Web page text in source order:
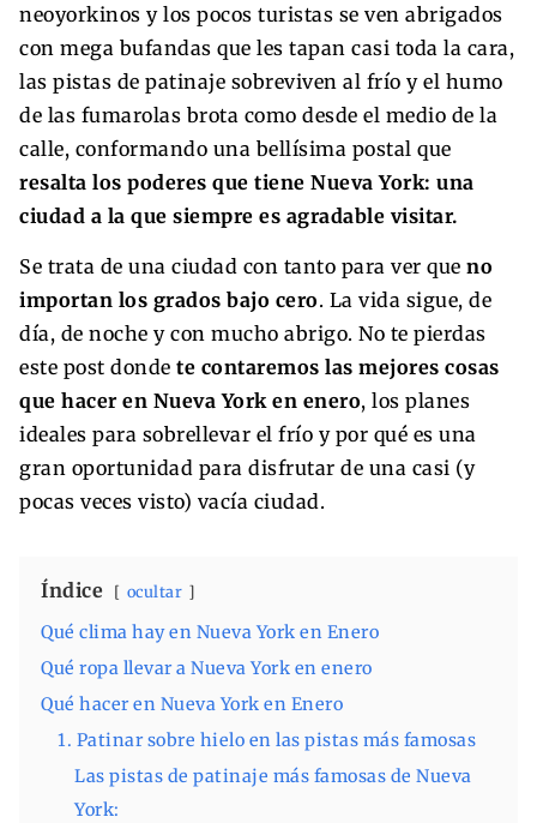
neoyorkinos y los pocos turistas se ven abrigados
con mega bufandas que les tapan casi toda la cara,
las pistas de patinaje sobreviven al frío y el humo
de las fumarolas brota como desde el medio de la
calle, conformando una bellísima postal que
resalta los poderes que tiene Nueva York: una
ciudad a la que siempre es agradable visitar.
Se trata de una ciudad con tanto para ver que no
importan los grados bajo cero. La vida sigue, de
día, de noche y con mucho abrigo. No te pierdas
este post donde te contaremos las mejores cosas
que hacer en Nueva York en enero, los planes
ideales para sobrellevar el frío y por qué es una
gran oportunidad para disfrutar de una casi (y
pocas veces visto) vacía ciudad.
Índice ocultar
Qué clima hay en Nueva York en Enero
Qué ropa llevar a Nueva York en enero
Qué hacer en Nueva York en Enero
1. Patinar sobre hielo en las pistas más famosas
Las pistas de patinaje más famosas de Nueva
York: